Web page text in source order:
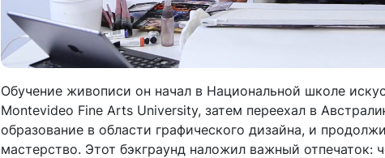
Обучение живописи он начал в Национальной школе
Montevideo Fine Arts University, затем переехал в
образование в области графического дизайна, и
мастерство. Этот бэкграунд наложил важный отпечаток: